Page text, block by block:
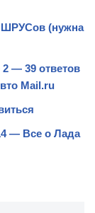
ШРУСов (нужна
2 — 39 ответов
Mail.ru
— Все о Лада